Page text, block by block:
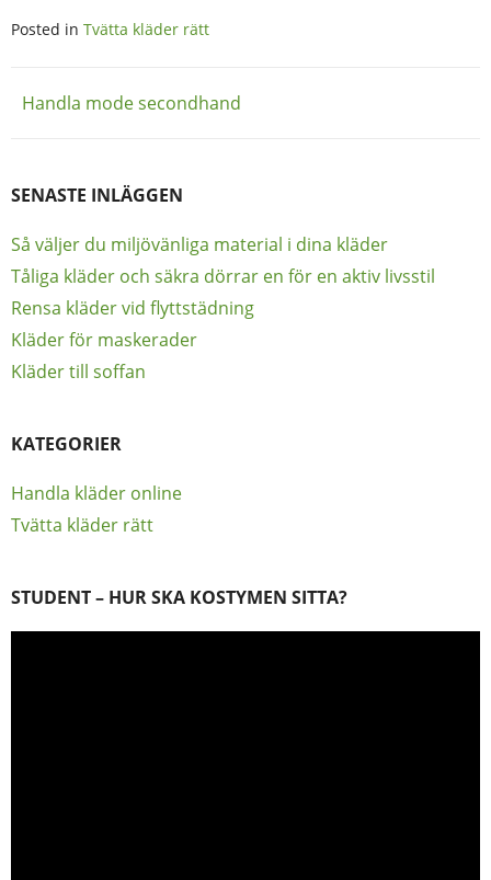
Posted in Tvätta kläder rätt
Inläggsnavigering
Handla mode secondhand
SENASTE INLÄGGEN
Så väljer du miljövänliga material i dina kläder
Tåliga kläder och säkra dörrar en för en aktiv livsstil
Rensa kläder vid flyttstädning
Kläder för maskerader
Kläder till soffan
KATEGORIER
Handla kläder online
Tvätta kläder rätt
STUDENT – HUR SKA KOSTYMEN SITTA?